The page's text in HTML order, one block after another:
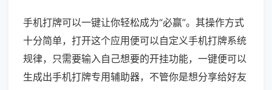
手机打牌可以一键让你轻松成为“必赢”。其操作方式
十分简单，打开这个应用便可以自定义手机打牌系统
规律，只需要输入自己想要的开挂功能，一键便可以
生成出手机打牌专用辅助器，不管你是想分享给好友